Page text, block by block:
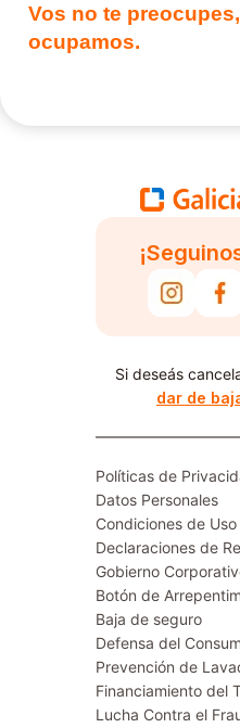
Vos no te
ocupamos.
Si deseás
dar de
Políticas de
Datos Personales
Condiciones de Uso
Declaraciones de
Gobierno
Botón de
Baja de seguro
Defensa del
Prevención de
Financiamiento del
Lucha Contra el